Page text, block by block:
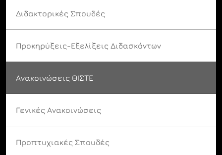
Διδακτορικές Σπουδές
Προκηρύξεις-Εξελίξεις Διδασκόντων
Ανακοινώσεις ΘΙΣΤΕ
Γενικές Ανακοινώσεις
Προπτυχιακές Σπουδές